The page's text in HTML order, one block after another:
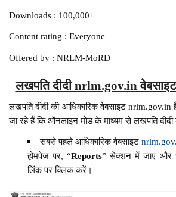
Downloads : 100,000+
Content rating : Everyone
Offered by : NRLM-MoRD
लखपति दीदी nrlm.gov.in वेबसाइट
लखपति दीदी की आधिकारिक वेबसाइट
जा रहे हैं कि ऑनलाइन मोड के माध्यम से लखपति दीदी
सबसे पहले आधिकारिक वेबसाइट
होमपेज पर, “Reports” सेक्शन में जाएं और
लिंक पर क्लिक करें।